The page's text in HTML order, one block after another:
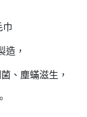
巾
造，
、塵蟎滋生，